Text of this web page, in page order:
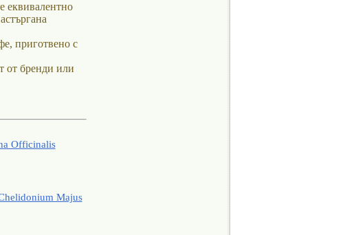
еквивалентно
приготвено с
от бренди или
Officinalis
Majus